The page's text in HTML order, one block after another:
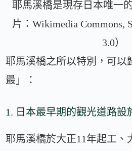
耶馬溪橋是現存日本唯一
片：Wikimedia Commons,
3.0）
耶馬溪橋之所以特別，可以
最」：
1. 日本最早期的觀光道路設
耶馬溪橋於大正11年起工、